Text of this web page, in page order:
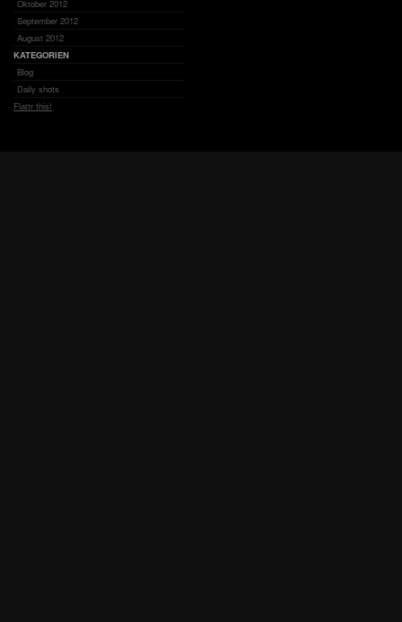
Oktober 2012
September 2012
August 2012
KATEGORIEN
Blog
Daily shots
Flattr this!